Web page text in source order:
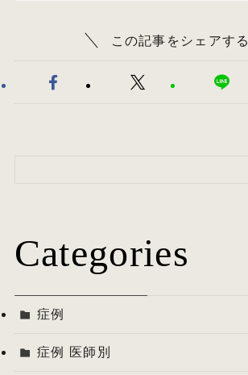
この記事をシェアする
Categories
症例
症例 医師別